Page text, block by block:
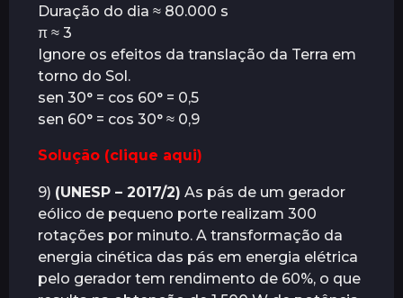
Duração do dia ≈ 80.000 s
π ≈ 3
Ignore os efeitos da translação da Terra em
torno do Sol.
sen 30° = cos 60° = 0,5
sen 60° = cos 30° ≈ 0,9
Solução (clique aqui)
9) (UNESP – 2017/2) As pás de um gerador
eólico de pequeno porte realizam 300
rotações por minuto. A transformação da
energia cinética das pás em energia elétrica
pelo gerador tem rendimento de 60%, o que